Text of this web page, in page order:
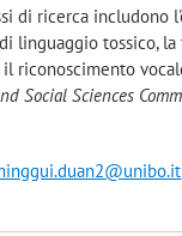
di ricerca includono
linguaggio tossico,
riconoscimento
Social Sciences